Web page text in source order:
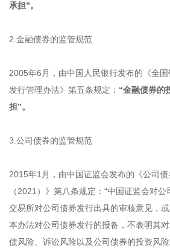
承担”。
2.金融债券的监管规范
2005年6月，由中国人民银行发布的《全
发行管理办法》第五条规定： “金融债券的
担”。
3.公司债券的监管规范
2015年1月，由中国证监会发布的《公司
（2021）》第八条规定：“中国证监会对
交易所对公司债券发行出具的审核意见，
本办法对公司债券发行的报备，不表明其
债风险、诉讼风险以及公司债券的投资风